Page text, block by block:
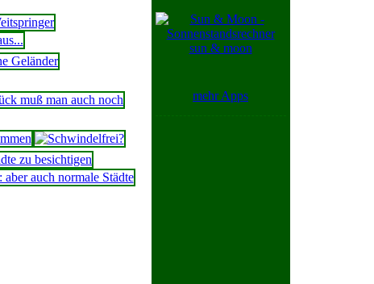
sun & moon
mehr Apps